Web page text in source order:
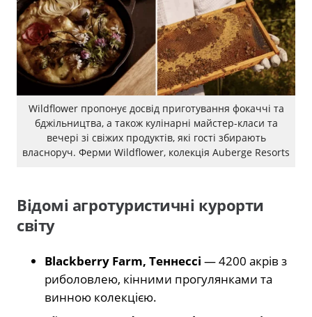
Wildflower пропонує досвід приготування фокаччі та
бджільництва, а також кулінарні майстер-класи та
вечері зі свіжих продуктів, які гості збирають
власноруч. Ферми Wildflower, колекція Auberge Resorts
Відомі агротуристичні курорти
світу
Blackberry Farm, Теннессі — 4200 акрів з
риболовлею, кінними прогулянками та
винною колекцією.